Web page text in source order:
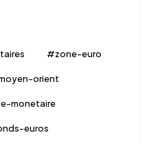
#zone-euro
orient
monetaire
euros